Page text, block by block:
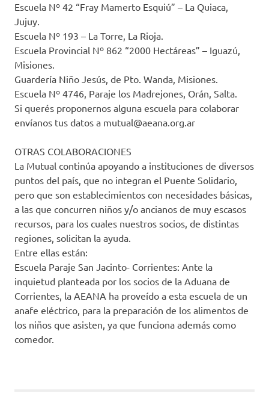
Escuela Nº 42 “Fray Mamerto Esquiú” – La Quiaca,
Jujuy.
Escuela Nº 193 – La Torre, La Rioja.
Escuela Provincial Nº 862 “2000 Hectáreas” – Iguazú,
Misiones.
Guardería Niño Jesús, de Pto. Wanda, Misiones.
Escuela Nº 4746, Paraje los Madrejones, Orán, Salta.
Si querés proponernos alguna escuela para colaborar
envíanos tus datos a mutual@aeana.org.ar
OTRAS COLABORACIONES
La Mutual continúa apoyando a instituciones de diversos
puntos del país, que no integran el Puente Solidario,
pero que son establecimientos con necesidades básicas,
a las que concurren niños y/o ancianos de muy escasos
recursos, para los cuales nuestros socios, de distintas
regiones, solicitan la ayuda.
Entre ellas están:
Escuela Paraje San Jacinto- Corrientes: Ante la
inquietud planteada por los socios de la Aduana de
Corrientes, la AEANA ha proveído a esta escuela de un
anafe eléctrico, para la preparación de los alimentos de
los niños que asisten, ya que funciona además como
comedor.